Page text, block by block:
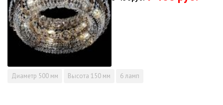
Диаметр 500 мм Высота 150 мм 6 ламп